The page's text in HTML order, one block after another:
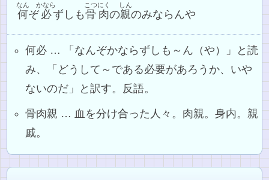
何
なん
ぞ必
かなら
ずしも骨肉
こつにく
の親
しん
のみならんや
何必 … 「なんぞかならずしも～ん（や）」と読
み、「どうして～である必要があろうか、いや
ないのだ」と訳す。反語。
骨肉親 … 血を分け合った人々。肉親。身内。親
戚。